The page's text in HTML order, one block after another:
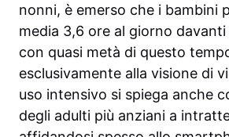
nonni, è emerso che i bambini
media 3,6 ore al giorno
con quasi metà di questo
esclusivamente alla visione di
uso intensivo si spiega anche
degli adulti più anziani a